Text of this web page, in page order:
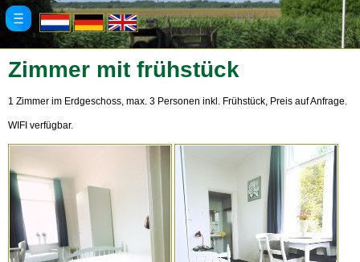
Zimmer mit frühstück
1 Zimmer im Erdgeschoss, max. 3 Personen inkl. Frühstück, Preis auf Anfrage.
WIFI verfügbar.